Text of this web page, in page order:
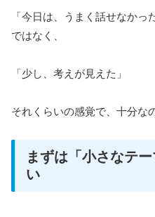
「今日は、うまく話せなかっ
ではなく、
「少し、考えが見えた」
それくらいの感覚で、十分な
まずは「小さなテ
い